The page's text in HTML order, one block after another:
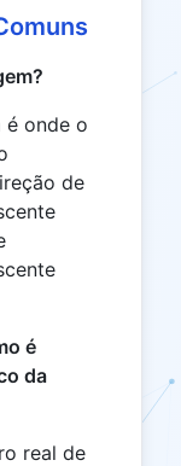
é onde o
de
é
da
real de